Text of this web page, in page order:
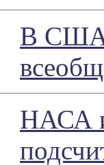
В США
НАСА